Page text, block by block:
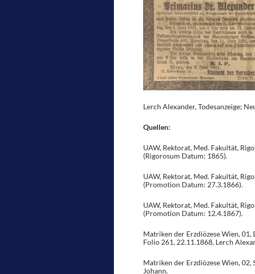
Lerch Alexander, Todesanzeige;
Quellen:
UAW, Rektorat, Med. Fakultät,
(Rigorosum Datum: 1865).
UAW, Rektorat, Med. Fakultät,
(Promotion Datum: 27.3.1866).
UAW, Rektorat, Med. Fakultät,
(Promotion Datum: 12.4.1867).
Matriken der Erzdiözese Wien,
Folio 261, 22.11.1868, Lerch
Matriken der Erzdiözese Wien, 02,
Johann.